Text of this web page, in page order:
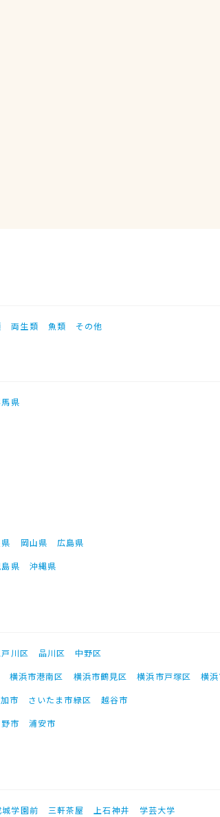
両生類 魚類 その他
県
岡山県
広島県
県 沖縄県
川区 品川区
中野区
横浜市港南区 横浜市鶴見区 横浜市戸塚区
横
市 さいたま市緑区
越谷市
市 浦安市
城学園前 三軒茶屋 上石神井
学芸大学